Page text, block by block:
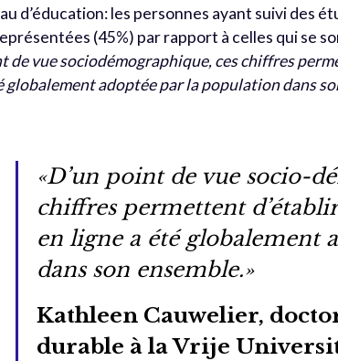
d’éducation: les personnes ayant suivi des
(45%) par rapport à celles qui se
de vue sociodémographique, ces chiffres
globalement adoptée par la population dans
«D’un point de vue socio-
chiffres permettent
en ligne a été globalement
dans son ensemble.»
Kathleen Cauwelier,
durable à la Vrije